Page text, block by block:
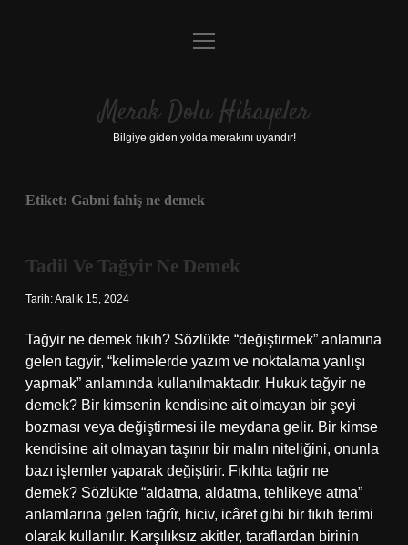
Anasayfa
Yasal Uyarı
menüyü
Merak Dolu Hikayeler
Bilgiye giden yolda merakını uyandır!
Etiket: Gabni fahiş ne demek
Tadil Ve Tağyir Ne Demek
Tarih: Aralık 15, 2024
Tağyir ne demek fıkıh? Sözlükte “değiştirmek” anlamına
gelen tagyir, “kelimelerde yazım ve noktalama yanlışı
yapmak” anlamında kullanılmaktadır. Hukuk tağyir ne
demek? Bir kimsenin kendisine ait olmayan bir şeyi
bozması veya değiştirmesi ile meydana gelir. Bir kimse
kendisine ait olmayan taşınır bir malın niteliğini, onunla
bazı işlemler yaparak değiştirir. Fıkıhta tağrir ne
demek? Sözlükte “aldatma, aldatma, tehlikeye atma”
anlamlarına gelen tağrîr, hiciv, icâret gibi bir fıkıh terimi
olarak kullanılır. Karşılıksız akitler, taraflardan birinin